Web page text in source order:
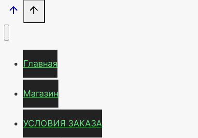
Главная
Магазин
УСЛОВИЯ ЗАКАЗА